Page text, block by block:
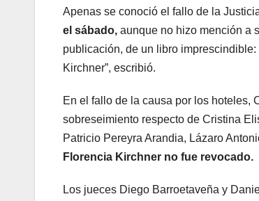
Apenas se conoció el fallo de la
el sábado, aunque no hizo mención a
publicación, de un libro
Kirchner”, escribió.
En el fallo de la causa por los hoteles,
sobreseimiento respecto de Cristina
Patricio Pereyra Arandia, Lázaro
Florencia Kirchner no fue revocado.
Los jueces Diego Barroetaveña y